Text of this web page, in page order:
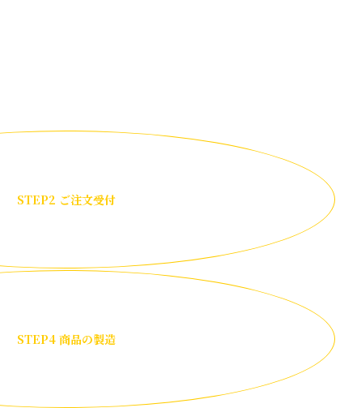
STEP2 ご注文受付
STEP4 商品の製造